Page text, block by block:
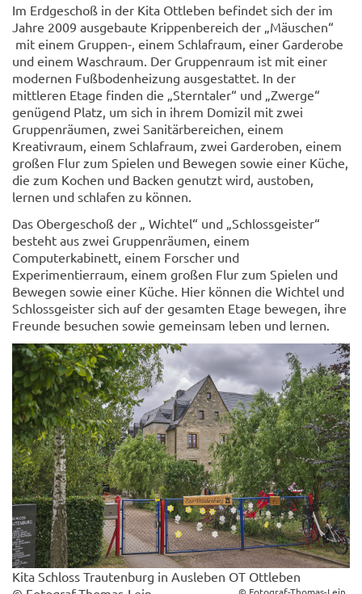
Im Erdgeschoß in der Kita Ottleben befindet sich der im
Jahre 2009 ausgebaute Krippenbereich der „Mäuschen“
mit einem Gruppen-, einem Schlafraum, einer Garderobe
und einem Waschraum. Der Gruppenraum ist mit einer
modernen Fußbodenheizung ausgestattet. In der
mittleren Etage finden die „Sterntaler“ und „Zwerge“
genügend Platz, um sich in ihrem Domizil mit zwei
Gruppenräumen, zwei Sanitärbereichen, einem
Kreativraum, einem Schlafraum, zwei Garderoben, einem
großen Flur zum Spielen und Bewegen sowie einer Küche,
die zum Kochen und Backen genutzt wird, austoben,
lernen und schlafen zu können.
Das Obergeschoß der „ Wichtel“ und „Schlossgeister“
besteht aus zwei Gruppenräumen, einem
Computerkabinett, einem Forscher und
Experimentierraum, einem großen Flur zum Spielen und
Bewegen sowie einer Küche. Hier können die Wichtel und
Schlossgeister sich auf der gesamten Etage bewegen, ihre
Freunde besuchen sowie gemeinsam leben und lernen.
Kita Schloss Trautenburg in Ausleben OT Ottleben